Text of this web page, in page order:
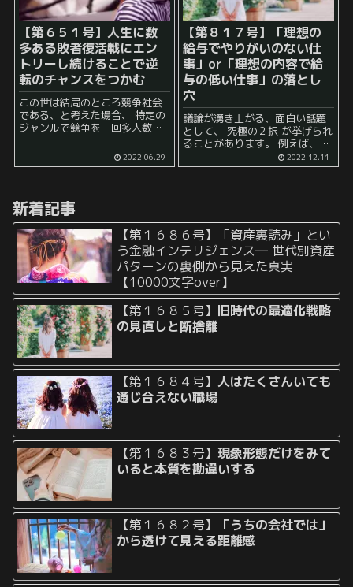
【第６５１号】人生に数
多ある敗者復活戦にエン
トリーし続けることで逆
転のチャンスをつかむ
この世は結局のところ競争社会
である、と考えた場合、 特定の
ジャンルで競争を一回多人数で
るのは一人だけでそれ以外の人
は2位以降になります。 とする
2022.06.29
【第８１７号】「理想の
給与でやりがいのない仕
事」or「理想の内容で給
与の低い仕事」の落とし
穴
議論が湧き上がる、面白い話題
として、 究極の２択 が挙げられ
ることがあります。 例えば、
「理想の給与でやりがいのない
仕事」or「理想の内容で給与の
2022.12.11
新着記事
【第１６８６号】「資産裏読み」とい
う金融インテリジェンス― 世代別資産
パターンの裏側から見えた真実
【10000文字over】
【第１６８５号】 旧時代の最適化戦略
の見直しと断捨離
【第１６８４号】人はたくさんいても
通じ合えない職場
【第１６８３号】現象形態だけをみて
いると本質を勘違いする
【第１６８２号】
「うちの会社では」
から透けて見える距離感